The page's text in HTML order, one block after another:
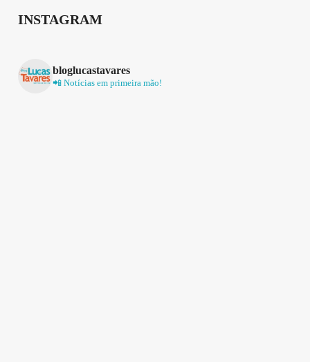
INSTAGRAM
bloglucastavares
📲 Notícias em primeira mão!